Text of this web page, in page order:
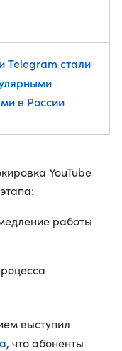
Telegram стали
в России
YouTube
работы
выступил
, что абоненты